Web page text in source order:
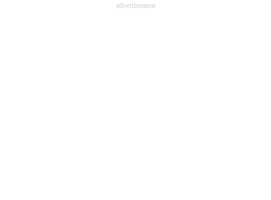
advertisement